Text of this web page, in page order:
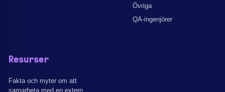
Övriga
QA-ingenjörer
Resurser
Fakta och myter om att
samarbeta med en extern